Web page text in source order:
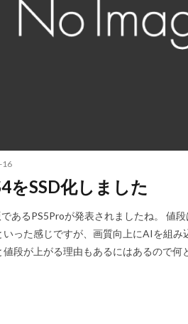
16
をSSD化しました
あるPS5Proが発表されましたね。 値
った感じですが、画質向上にAIを組み
値段が上がる理由もあるにはあるので